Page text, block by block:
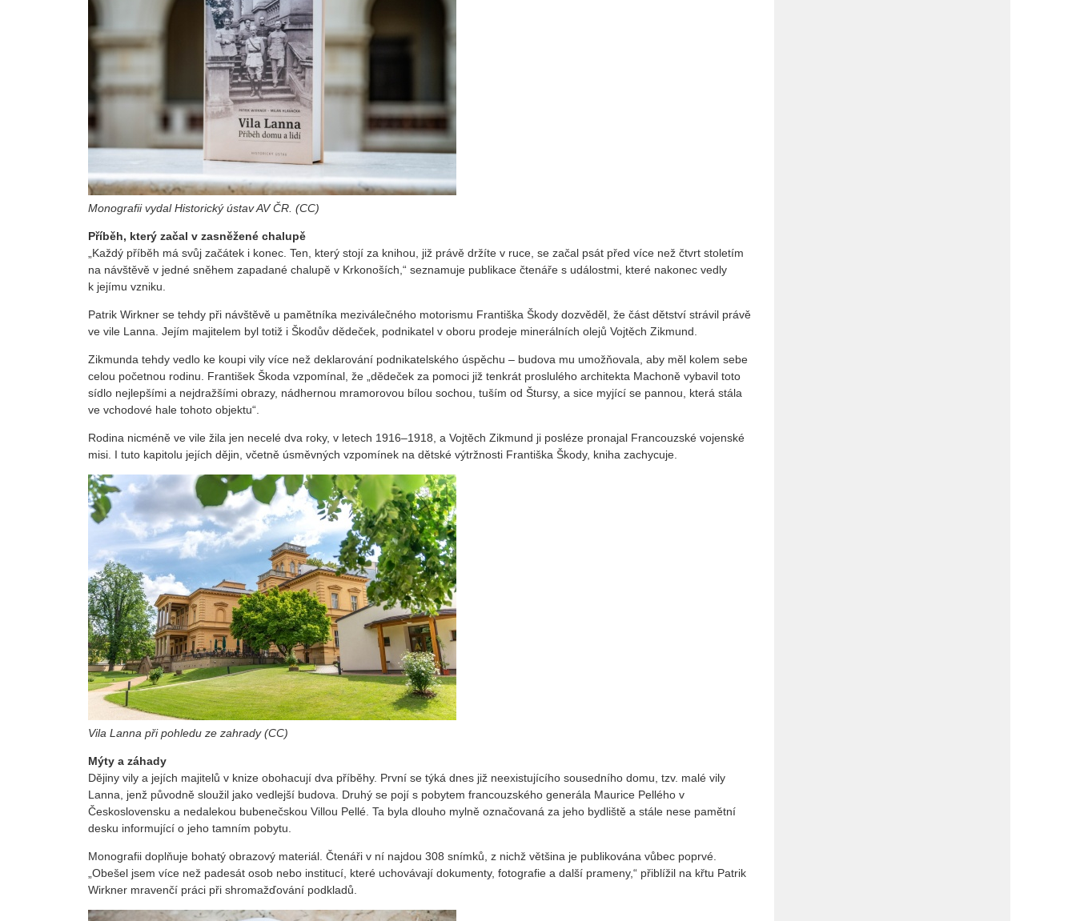
Monografii vydal Historický ústav AV ČR. (CC)
Příběh, který začal v zasněžené chalupě
„Každý příběh má svůj začátek i konec. Ten, který stojí za knihou, již právě držíte v ruce, se začal psát před více než čtvrt stoletím
na návštěvě v jedné sněhem zapadané chalupě v Krkonoších,“ seznamuje publikace čtenáře s událostmi, které nakonec vedly
k jejímu vzniku.
Patrik Wirkner se tehdy při návštěvě u pamětníka meziválečného motorismu Františka Škody dozvěděl, že část dětství strávil právě
ve vile Lanna. Jejím majitelem byl totiž i Škodův dědeček, podnikatel v oboru prodeje minerálních olejů Vojtěch Zikmund.
Zikmunda tehdy vedlo ke koupi vily více než deklarování podnikatelského úspěchu – budova mu umožňovala, aby měl kolem sebe
celou početnou rodinu. František Škoda vzpomínal, že „dědeček za pomoci již tenkrát proslulého architekta Machoně vybavil toto
sídlo nejlepšími a nejdražšími obrazy, nádhernou mramorovou bílou sochou, tuším od Štursy, a sice myjící se pannou, která stála
ve vchodové hale tohoto objektu“.
Rodina nicméně ve vile žila jen necelé dva roky, v letech 1916–1918, a Vojtěch Zikmund ji posléze pronajal Francouzské vojenské
misi. I tuto kapitolu jejích dějin, včetně úsměvných vzpomínek na dětské výtržnosti Františka Škody, kniha zachycuje.
Vila Lanna při pohledu ze zahrady (CC)
Mýty a záhady
Dějiny vily a jejích majitelů v knize obohacují dva příběhy. První se týká dnes již neexistujícího sousedního domu, tzv. malé vily
Lanna, jenž původně sloužil jako vedlejší budova. Druhý se pojí s pobytem francouzského generála Maurice Pellého v
Československu a nedalekou bubenečskou Villou Pellé. Ta byla dlouho mylně označovaná za jeho bydliště a stále nese pamětní
desku informující o jeho tamním pobytu.
Monografii doplňuje bohatý obrazový materiál. Čtenáři v ní najdou 308 snímků, z nichž většina je publikována vůbec poprvé.
„Obešel jsem více než padesát osob nebo institucí, které uchovávají dokumenty, fotografie a další prameny,“ přiblížil na křtu Patrik
Wirkner mravenčí práci při shromažďování podkladů.